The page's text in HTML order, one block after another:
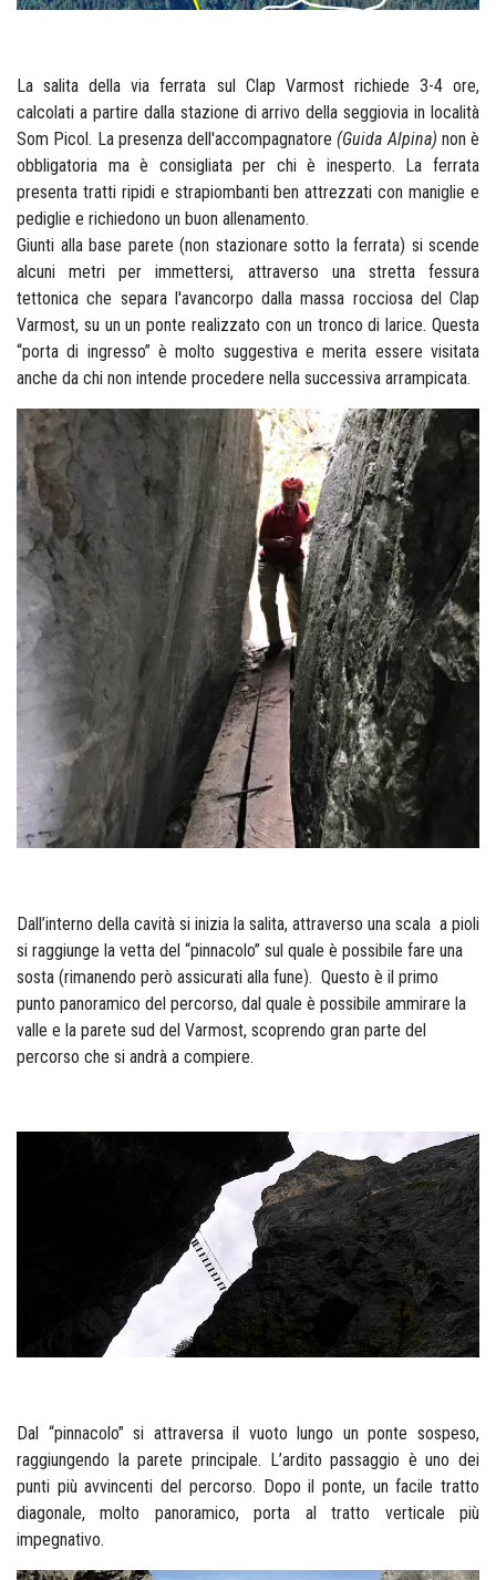
La salita della via ferrata sul Clap Varmost richiede 3-4 ore,
calcolati a partire dalla stazione di arrivo della seggiovia in località
Som Picol. La presenza dell'accompagnatore(Guida Alpina) non è
obbligatoria ma è consigliata per chi è inesperto. La ferrata
presenta tratti ripidi e strapiombanti ben attrezzati con maniglie e
pediglie e richiedono un buon allenamento.
Giunti alla base parete (non stazionare sotto la ferrata) si scende
alcuni metri per immettersi, attraverso una stretta fessura
tettonica che separa l'avancorpo dalla massa rocciosa del Clap
Varmost, su unun ponte realizzato con un tronco di larice. Questa
“porta di ingresso” è molto suggestiva e merita essere visitata
anche da chi non intende procedere nella successiva arrampicata.
Dall’interno della cavità si inizia la salita, attraverso una scala a pioli
si raggiunge la vetta del “pinnacolo” sul quale è possibile fare una
sosta (rimanendo però assicurati alla fune). Questo è il primo
punto panoramico del percorso, dal quale è possibile ammirare la
valle e la parete sud del Varmost, scoprendo gran parte del
percorso che si andrà a compiere.
Dal “pinnacolo” si attraversa il vuoto lungo un ponte sospeso,
raggiungendo la parete principale. L’ardito passaggio è uno dei
punti più avvincenti del percorso. Dopo il ponte, un facile tratto
diagonale, molto panoramico, porta al tratto verticale più
impegnativo.